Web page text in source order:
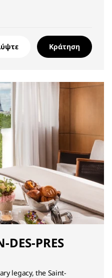
Κράτηση
DES-PRES
legacy, the Saint-